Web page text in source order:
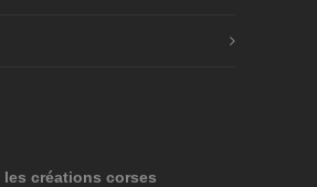
créations corses